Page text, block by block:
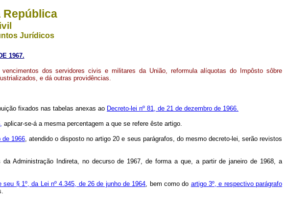
República
Jurídicos
1967.
vencimentos dos servidores civis e militares da União, reformula alíquotas do Impôsto sôbre
e dá outras providências.
fixados nas tabelas anexas ao Decreto-lei nº 81, de 21 de dezembro de 1966.
aplicar-se-á a mesma percentagem a que se refere êste artigo.
de 1966, atendido o disposto no artigo 20 e seus parágrafos, do mesmo decreto-lei, serão revistos
Administração Indireta, no decurso de 1967, de forma a que, a partir de janeiro de 1968, a
seu § 1º, da Lei nº 4.345, de 26 de junho de 1964, bem como do artigo 3º, e respectivo parágrafo